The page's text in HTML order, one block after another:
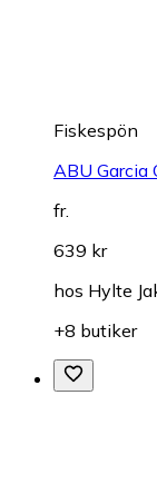
Fiskespön
ABU
fr.
639 kr
hos Hylte
+8 butiker